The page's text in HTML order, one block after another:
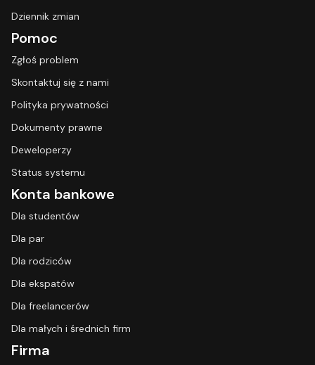
Dziennik zmian
Pomoc
Zgłoś problem
Skontaktuj się z nami
Polityka prywatności
Dokumenty prawne
Deweloperzy
Status systemu
Konta bankowe
Dla studentów
Dla par
Dla rodziców
Dla ekspatów
Dla freelancerów
Dla małych i średnich firm
Firma